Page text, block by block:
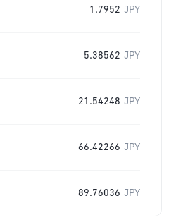
1.7952 JPY
5.38562 JPY
21.54248 JPY
66.42266 JPY
89.76036 JPY